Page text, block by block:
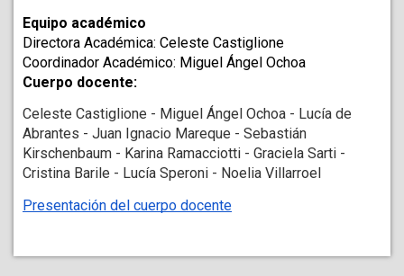
Equipo académico
Directora Académica: Celeste Castiglione
Coordinador Académico: Miguel Ángel Ochoa
Cuerpo docente:
Celeste Castiglione - Miguel Ángel Ochoa - Lucía de
Abrantes - Juan Ignacio Mareque - Sebastián
Kirschenbaum - Karina Ramacciotti - Graciela Sarti -
Cristina Barile - Lucía Speroni - Noelia Villarroel
Presentación del cuerpo docente